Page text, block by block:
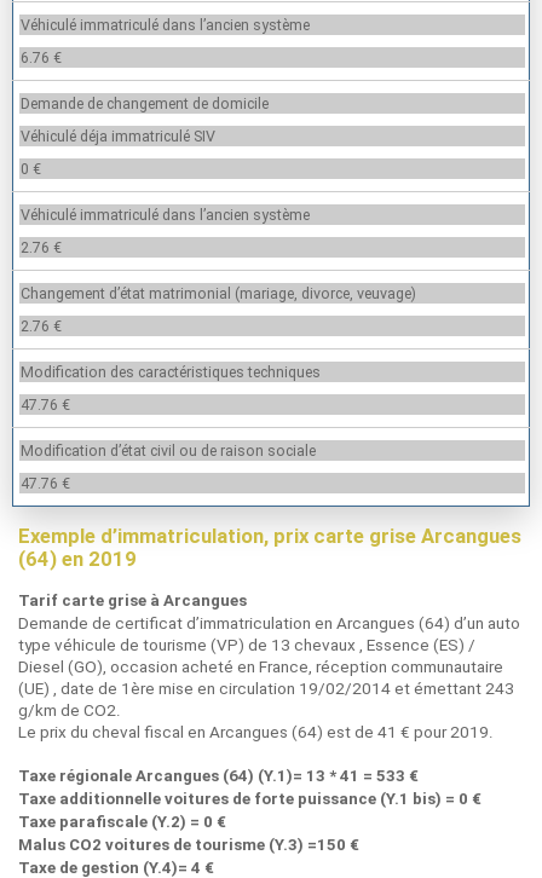
Véhiculé immatriculé dans l’ancien système
6.76 €
Demande de changement de domicile
Véhiculé déja immatriculé SIV
0 €
Véhiculé immatriculé dans l’ancien système
2.76 €
Changement d’état matrimonial (mariage, divorce, veuvage)
2.76 €
Modification des caractéristiques techniques
47.76 €
Modification d’état civil ou de raison sociale
47.76 €
Exemple d’immatriculation, prix carte grise Arcangues
(64) en 2019
Tarif carte grise à Arcangues
Demande de certificat d’immatriculation en Arcangues (64) d’un auto
type véhicule de tourisme (VP) de 13 chevaux , Essence (ES) /
Diesel (GO), occasion acheté en France, réception communautaire
(UE) , date de 1ère mise en circulation 19/02/2014 et émettant 243
g/km de CO2.
Le prix du cheval fiscal en Arcangues (64) est de 41 € pour 2019.
Taxe régionale Arcangues (64) (Y.1)= 13 * 41 = 533 €
Taxe additionnelle voitures de forte puissance (Y.1 bis) = 0 €
Taxe parafiscale (Y.2) = 0 €
Malus CO2 voitures de tourisme (Y.3) =150 €
Taxe de gestion (Y.4)= 4 €